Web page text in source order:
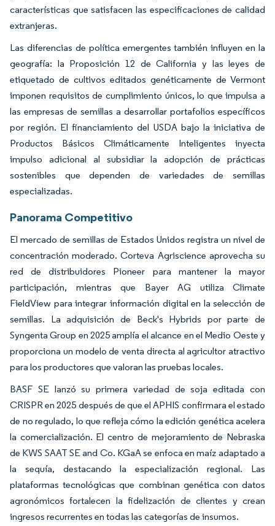
características que satisfacen las especificaciones de calidad
extranjeras.
Las diferencias de política emergentes también influyen en la
geografía: la Proposición 12 de California y las leyes de
etiquetado de cultivos editados genéticamente de Vermont
imponen requisitos de cumplimiento únicos, lo que impulsa a
las empresas de semillas a desarrollar portafolios específicos
por región. El financiamiento del USDA bajo la iniciativa de
Productos Básicos Climáticamente Inteligentes inyecta
impulso adicional al subsidiar la adopción de prácticas
sostenibles que dependen de variedades de semillas
especializadas.
Panorama Competitivo
El mercado de semillas de Estados Unidos registra un nivel de
concentración moderado. Corteva Agriscience aprovecha su
red de distribuidores Pioneer para mantener la mayor
participación, mientras que Bayer AG utiliza Climate
FieldView para integrar información digital en la selección de
semillas. La adquisición de Beck's Hybrids por parte de
Syngenta Group en 2025 amplía el alcance en el Medio Oeste y
proporciona un modelo de venta directa al agricultor atractivo
para los productores que valoran las pruebas locales.
BASF SE lanzó su primera variedad de soja editada con
CRISPR en 2025 después de que el APHIS confirmara el estado
de no regulado, lo que refleja cómo la edición genética acelera
la comercialización. El centro de mejoramiento de Nebraska
de KWS SAAT SE and Co. KGaA se enfoca en maíz adaptado a
la sequía, destacando la especialización regional. Las
plataformas tecnológicas que combinan genética con datos
agronómicos fortalecen la fidelización de clientes y crean
ingresos recurrentes en todas las categorías de insumos.